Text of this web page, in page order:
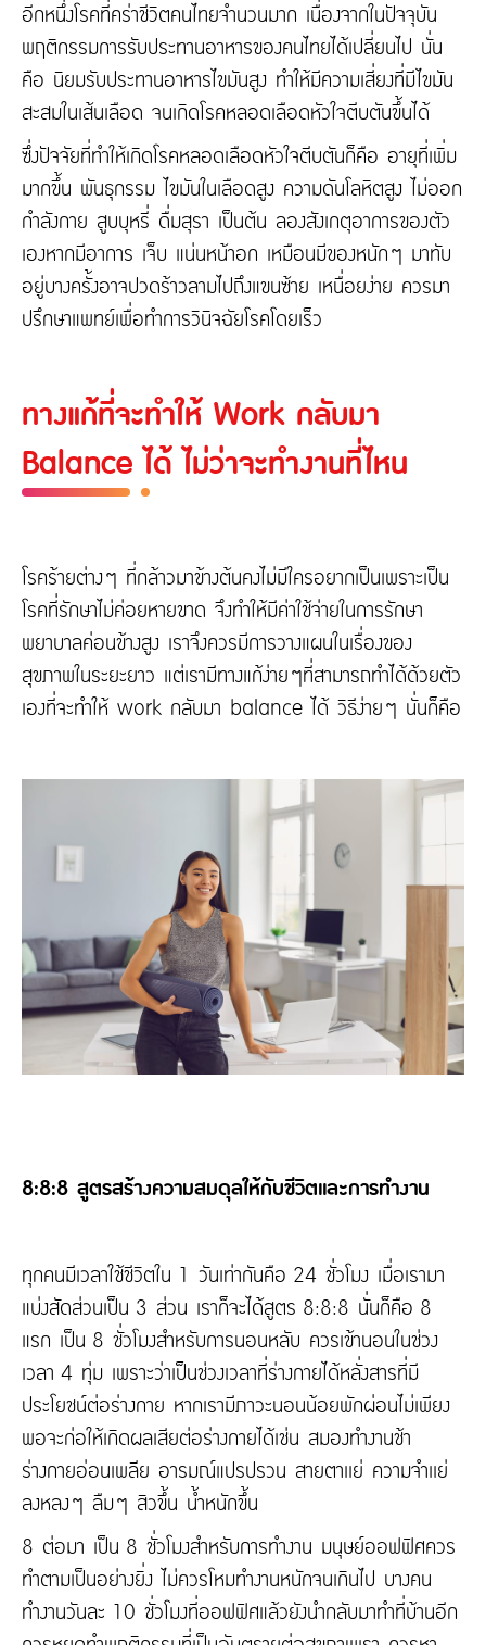
อีกหนึ่งโรคที่คร่าชีวิตคนไทยจำนวนมาก เนื่องจากในปัจจุบัน
พฤติกรรมการรับประทานอาหารของคนไทยได้เปลี่ยนไป นั่น
คือ นิยมรับประทานอาหารไขมันสูง ทำให้มีความเสี่ยงที่มีไขมัน
สะสมในเส้นเลือด จนเกิดโรคหลอดเลือดหัวใจตีบตันขึ้นได้
ซึ่งปัจจัยที่ทำให้เกิดโรคหลอดเลือดหัวใจตีบตันก็คือ อายุที่เพิ่ม
มากขึ้น พันธุกรรม ไขมันในเลือดสูง ความดันโลหิตสูง ไม่ออก
กำลังกาย สูบบุหรี่ ดื่มสุรา เป็นต้น ลองสังเกตุอาการของตัว
เองหากมีอาการ เจ็บ แน่นหน้าอก เหมือนมีของหนักๆ มาทับ
อยู่บางครั้งอาจปวดร้าวลามไปถึงแขนซ้าย เหนื่อยง่าย ควรมา
ปรึกษาแพทย์เพื่อทำการวินิจฉัยโรคโดยเร็ว
ทางแก้ที่จะทำให้ Work กลับมา
Balance ได้ ไม่ว่าจะทำงานที่ไหน
โรคร้ายต่างๆ ที่กล้าวมาข้างต้นคงไม่มีใครอยากเป็นเพราะเป็น
โรคที่รักษาไม่ค่อยหายขาด จึงทำให้มีค่าใช้จ่ายในการรักษา
พยาบาลค่อนข้างสูง เราจึงควรมีการวางแผนในเรื่องของ
สุขภาพในระยะยาว แต่เรามีทางแก้ง่ายๆที่สามารถทำได้ด้วยตัว
เองที่จะทำให้ work กลับมา balance ได้ วิธีง่ายๆ นั่นก็คือ
8:8:8 สูตรสร้างความสมดุลให้กับชีวิตเเละการทำงาน
ทุกคนมีเวลาใช้ชีวิตใน 1 วันเท่ากันคือ 24 ชั่วโมง เมื่อเรามา
แบ่งสัดส่วนเป็น 3 ส่วน เราก็จะได้สูตร 8:8:8 นั่นก็คือ 8
แรก เป็น 8 ชั่วโมงสำหรับการนอนหลับ ควรเข้านอนในช่วง
เวลา 4 ทุ่ม เพราะว่าเป็นช่วงเวลาที่ร่างกายได้หลั่งสารที่มี
ประโยชน์ต่อร่างกาย หากเรามีภาวะนอนน้อยพักผ่อนไม่เพียง
พอจะก่อให้เกิดผลเสียต่อร่างกายได้เช่น สมองทำงานช้า
ร่างกายอ่อนเพลีย อารมณ์แปรปรวน สายตาเเย่ ความจำเเย่
ลงหลงๆ ลืมๆ สิวขึ้น น้ำหนักขึ้น
8 ต่อมา เป็น 8 ชั่วโมงสำหรับการทำงาน มนุษย์ออฟฟิศควร
ทำตามเป็นอย่างยิ่ง ไม่ควรโหมทำงานหนักจนเกินไป บางคน
ทำงานวันละ 10 ชั่วโมงที่ออฟฟิศแล้วยังนำกลับมาทำที่บ้านอีก